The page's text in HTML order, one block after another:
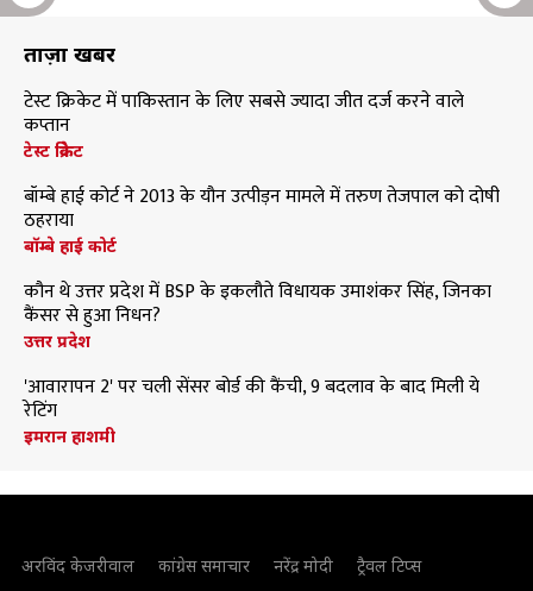
ताज़ा खबरें
टेस्ट क्रिकेट में पाकिस्तान के लिए सबसे ज्यादा जीत दर्ज करने वाले
कप्तान
टेस्ट क्रिकेट
बॉम्बे हाई कोर्ट ने 2013 के यौन उत्पीड़न मामले में तरुण तेजपाल को दोषी
ठहराया
बॉम्बे हाई कोर्ट
कौन थे उत्तर प्रदेश में BSP के इकलौते विधायक उमाशंकर सिंह, जिनका
कैंसर से हुआ निधन?
उत्तर प्रदेश
'आवारापन 2' पर चली सेंसर बोर्ड की कैंची, 9 बदलाव के बाद मिली ये
रेटिंग
इमरान हाशमी
अरविंद केजरीवाल कांग्रेस समाचार नरेंद्र मोदी ट्रैवल टिप्स